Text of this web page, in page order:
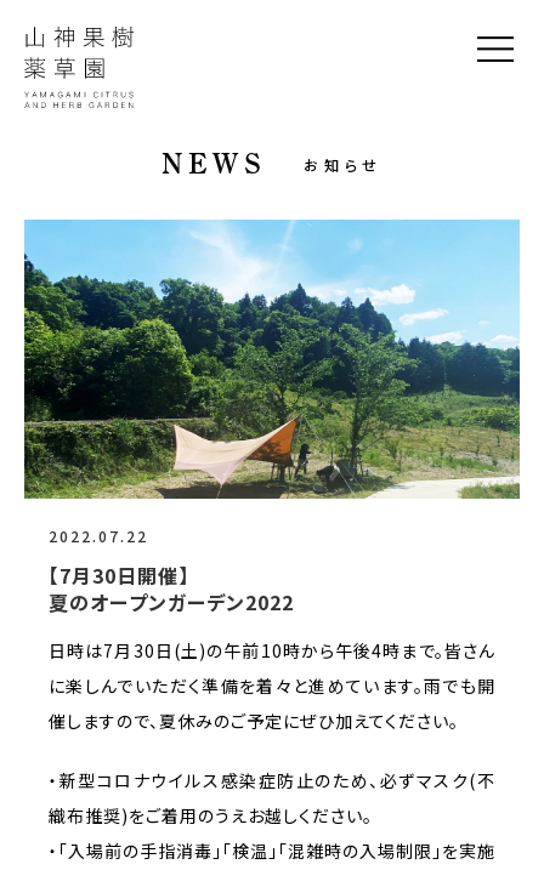
NEWS お知らせ
2022.07.22
【7月30日開催】
夏のオープンガーデン2022
日時は7月30日(土)の午前10時から午後4時まで。皆さん
に楽しんでいただく準備を着々と進めています。雨でも開
催しますので、夏休みのご予定にぜひ加えてください。
・新型コロナウイルス感染症防止のため、必ずマスク(不
織布推奨)をご着用のうえお越しください。
・｢入場前の手指消毒｣｢検温｣｢混雑時の入場制限｣を実施